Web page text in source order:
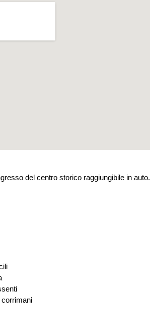
del centro storico raggiungibile in auto.
corrimani